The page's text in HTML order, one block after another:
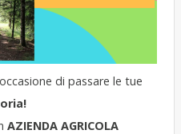
di passare le tue
AZIENDA AGRICOLA